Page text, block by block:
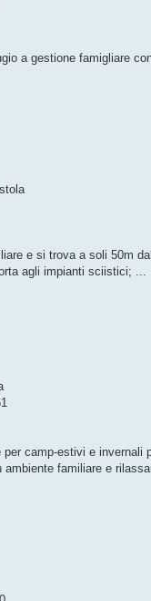
a gestione famigliare
e si trova a soli 50m
agli impianti sciistici; ...
per camp-estivi e
familiare e